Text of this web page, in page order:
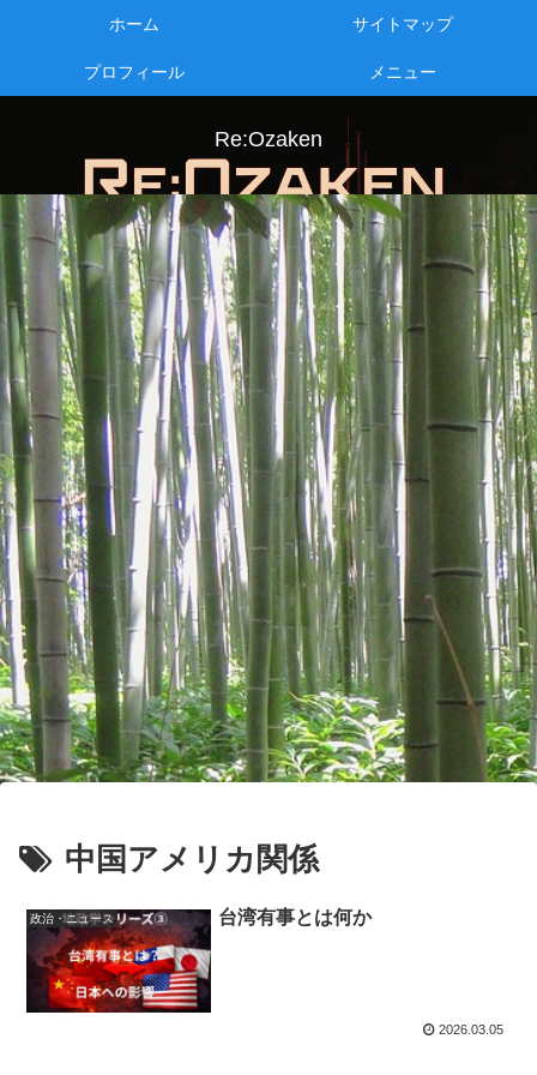
Re:Ozaken
ホーム サイトマップ
プロフィール メニュー
中国アメリカ関係
政治・ニュース 台湾有事とは何か
2026.03.05